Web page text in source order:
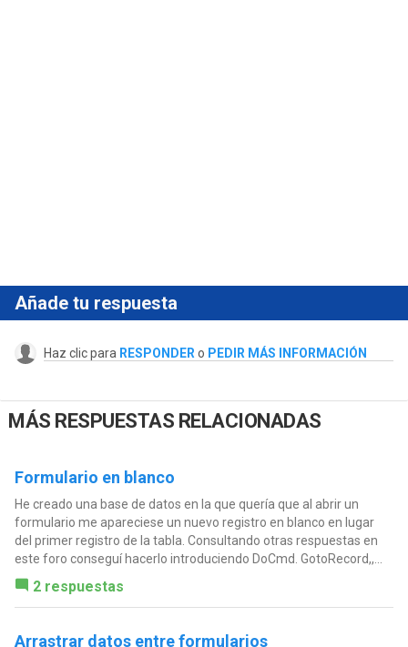
Añade tu respuesta
Haz clic para RESPONDER o PEDIR MÁS INFORMACIÓN
MÁS RESPUESTAS RELACIONADAS
Formulario en blanco
He creado una base de datos en la que quería que al abrir un
formulario me apareciese un nuevo registro en blanco en lugar
del primer registro de la tabla. Consultando otras respuestas en
este foro conseguí hacerlo introduciendo DoCmd. GotoRecord,,...
2 respuestas
Arrastrar datos entre formularios